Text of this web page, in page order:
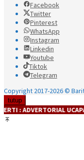
Facebook
Twitter
Pinterest
WhatsApp
Instagram
Linkedin
Youtube
Tiktok
Telegram
Copyright 2017-2026 ©
tutup
UCAPAN ┃